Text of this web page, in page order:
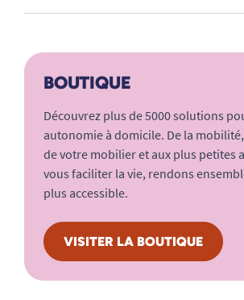
BOUTIQUE
Découvrez plus de 5000 solutions
autonomie à domicile. De la
de votre mobilier et aux plus petites
vous faciliter la vie, rendons
plus accessible.
VISITER LA BOUTIQUE